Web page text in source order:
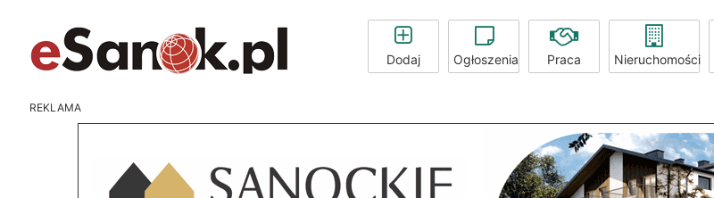
Dodaj Ogłoszenia Praca Nieruchomości
REKLAMA